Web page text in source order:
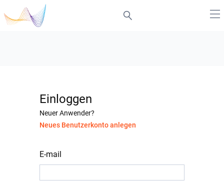
Einloggen
Neuer Anwender?
Neues Benutzerkonto anlegen
E-mail